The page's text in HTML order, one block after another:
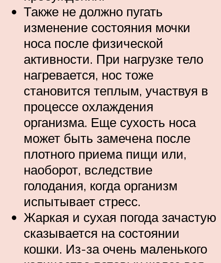
Также не должно пугать
изменение состояния мочки
носа после физической
активности. При нагрузке тело
нагревается, нос тоже
становится теплым, участвуя в
процессе охлаждения
организма. Еще сухость носа
может быть замечена после
плотного приема пищи или,
наоборот, вследствие
голодания, когда организм
испытывает стресс.
Жаркая и сухая погода зачастую
сказывается на состоянии
кошки. Из-за очень маленького